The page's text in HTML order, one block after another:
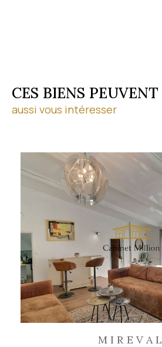
CES BIENS PEUVENT
aussi vous intéresser
MIREVAL